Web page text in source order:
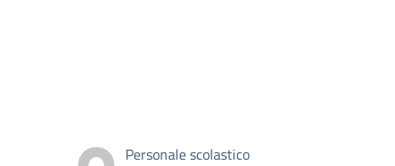
Personale scolastico